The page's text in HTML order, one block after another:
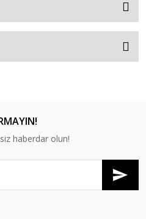
haberdar olun!